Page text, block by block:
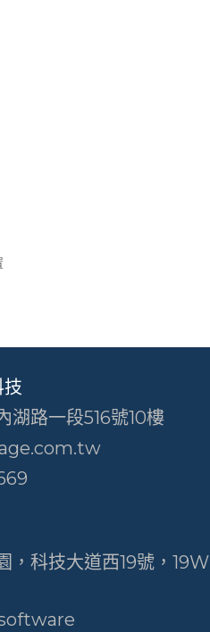
湖路一段516號10樓
，科技大道西19號，19W